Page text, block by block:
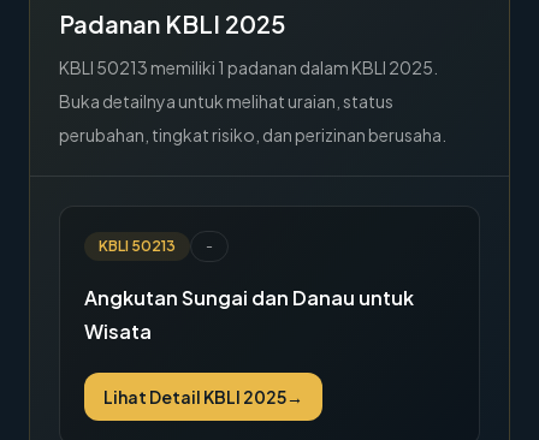
Padanan KBLI 2025
KBLI 50213 memiliki 1 padanan dalam KBLI 2025.
Buka detailnya untuk melihat uraian, status
perubahan, tingkat risiko, dan perizinan berusaha.
KBLI 50213 -
Angkutan Sungai dan Danau untuk
Wisata
Lihat Detail KBLI 2025→